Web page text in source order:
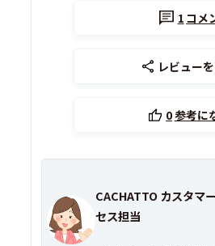
1 コメ
レビュー
0参考に
CACHATTO カスタマ
セス担当